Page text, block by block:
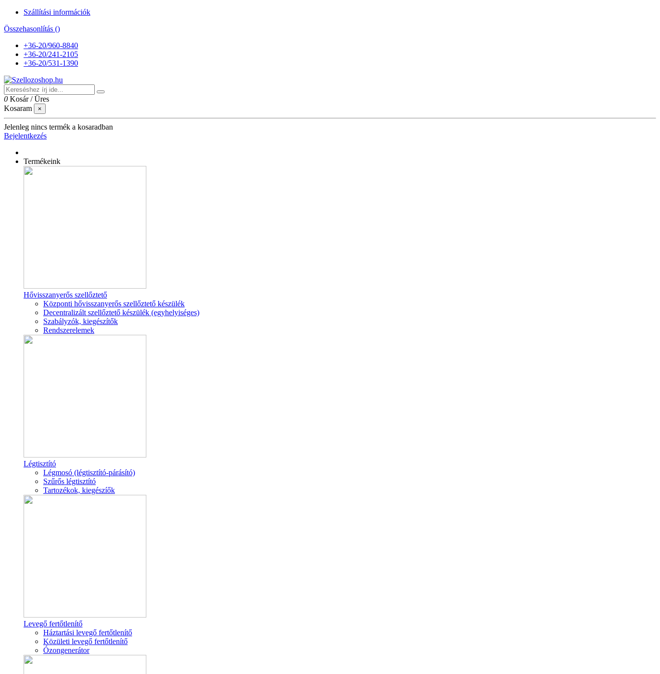
Szállítási információk
Összehasonlítás ()
+36-20/960-8840
+36-20/241-2105
+36-20/531-1390
0 Kosár /Üres
Kosaram
×
Jelenleg nincs termék a kosaradban
Bejelentkezés
Termékeink
Hővisszanyerős szellőztető
Központi hővisszanyerős szellőztető készülék
Decentralizált szellőztető készülék (egyhelyiséges)
Szabályzók, kiegészítők
Rendszerelemek
Légtisztító
Légmosó (légtisztító-párásító)
Szűrős légtisztító
Tartozékok, kiegészíők
Levegő fertőtlenítő
Háztartási levegő fertőtlenítő
Közületi levegő fertőtlenítő
Ózongenerátor